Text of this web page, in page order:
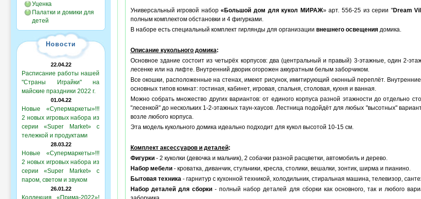
Уценка
Палатки и домики для
детей
Новости
22.04.22
Расписание работы нашей
"Страны Играйки" на
майские праздники 2022 г.
01.04.22
Новые «Супермаркеты»!!!
2 новых игровых набора из
серии «Super Market» с
тележкой и продуктами
28.03.22
Новые «Супермаркеты»!!!
2 новых игровых набора из
серии «Super Market» с
паром, светом и звуком
26.01.22
Коллекция «Прима-2022»!
Универсальный игровой набор«Большой дом для кукол МИРАЖ» арт. 556-25 из серии "Dream
полным комплектом обстановки и 4 фигурками.
В наборе есть специальный комплект гирлянды для организации внешнего освещениядомика.
Описание кукольного домика:
Основное здание состоит из четырёх корпусов: два (центральный и правый) 3-этажные, один 2-
лесенке или на лифте. Внутренний дворик огорожен аккуратным белым заборчиком.
Все окошки, расположенные на стенах, имеют рисунок, имитирующий оконный переплёт.
основных типов комнат: гостиная, кабинет, игровая, спальня, столовая, кухня и ванная.
Можно собрать множество других вариантов: от единого корпуса разной этажности до отдельно
"лесенкой" до нескольких 1-2-этажных таун-хаусов. Лестница подойдёт для любых "высотных"
возле любого корпуса.
Эта модель кукольного домика идеально подходит для кукол высотой 10-15 см.
Комплект аксессуаров и деталей:
Фигурки- 2 куколки (девочка и мальчик), 2 собачки разной расцветки, автомобиль и дерево.
Набор мебели- кроватка, диванчик, стульчики, кресла, столики, вешалки, зонтик, ширма и пианино.
Бытовая техника- гарнитур с кухонной техникой, холодильник, стиральная машина, телевизор,
Набор деталей для сборки- полный набор деталей для сборки как основного, так и любого